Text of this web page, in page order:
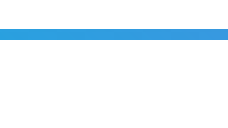
Оборудования Российского происхождения
Минпромторга.Ознакомиться с официальным